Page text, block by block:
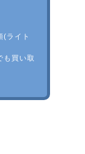
(ライト
も買い取